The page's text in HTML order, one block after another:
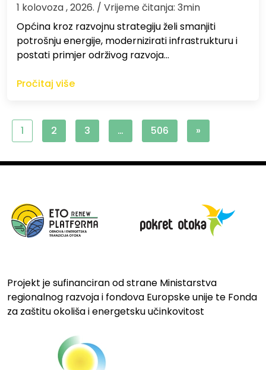
1 kolovoza , 2026. / Vrijeme čitanja: 3min
Općina kroz razvojnu strategiju želi smanjiti
potrošnju energije, modernizirati infrastrukturu i
postati primjer održivog razvoja…
Pročitaj više
1 2 3 … 506 »
Projekt je sufinanciran od strane Ministarstva
regionalnog razvoja i fondova Europske unije te Fonda
za zaštitu okoliša i energetsku učinkovitost